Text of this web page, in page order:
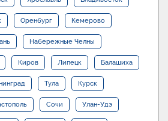
Оренбург Кемерово
Набережные Челны
Киров Липецк Балашиха
Тула Курск
Сочи Улан-Удэ